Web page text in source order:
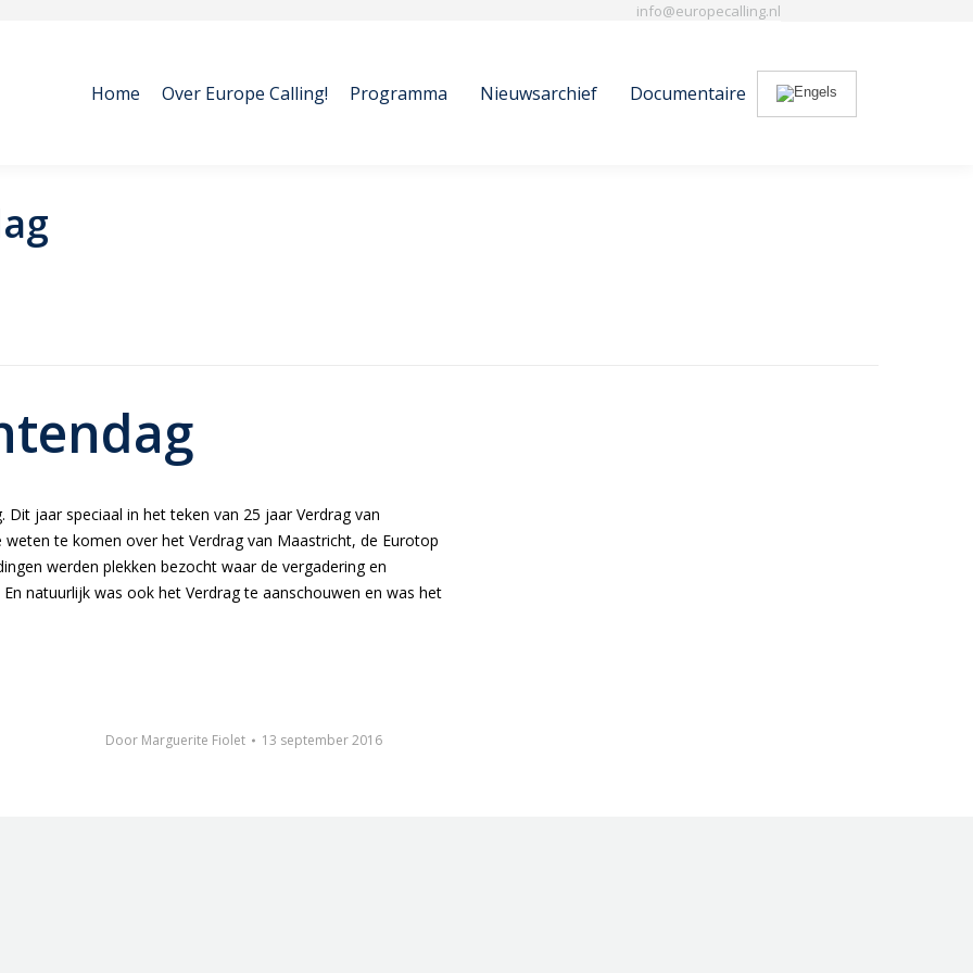
info@europecalling.nl
Home Over Europe Calling! Programma Nieuwsarchief Documentaire
jaar speciaal in het teken van 25 jaar Verdrag van
te komen over het Verdrag van Maastricht, de Eurotop
werden plekken bezocht waar de vergadering en
natuurlijk was ook het Verdrag te aanschouwen en was het
Door Marguerite Fiolet 13 september 2016